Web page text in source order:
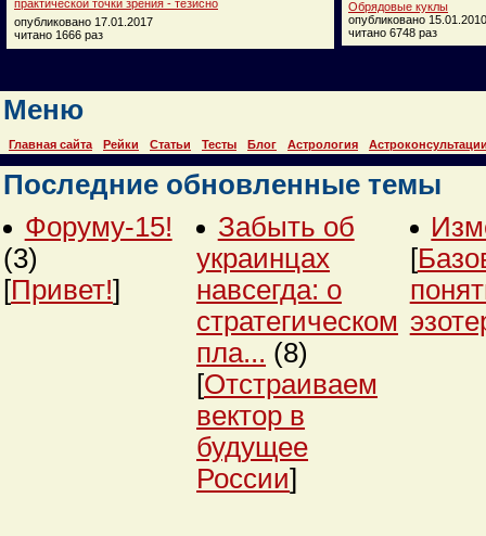
практической точки зрения - тезисно
опубликовано 17.01.2017
читано 1666 раз
Обрядовые куклы
опубликовано 15.01.2010
читано 6748 раз
Меню
Главная сайта Рейки Статьи Тесты Блог Астрология
Последние обновленные темы
Форуму-15!
(3)
[Привет!]
Забыть об
украинцах
навсегда: о
стратегическом
пла... (8)
[Отстраиваем
вектор в
будущее
России]
[